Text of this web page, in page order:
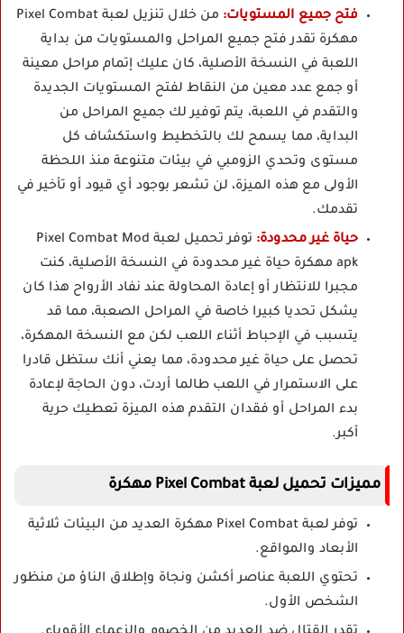
فتح جميع المستويات:
من خلال تنزيل لعبة Pixel Combat
مهكرة تقدر فتح جميع المراحل والمستويات من بداية
اللعبة في النسخة الأصلية، كان عليك إتمام مراحل معينة
أو جمع عدد معين من النقاط لفتح المستويات الجديدة
والتقدم في اللعبة، يتم توفير لك جميع المراحل من
البداية، مما يسمح لك بالتخطيط واستكشاف كل
مستوى وتحدي الزومبي في بيئات متنوعة منذ اللحظة
الأولى مع هذه الميزة، لن تشعر بوجود أي قيود أو تأخير في
تقدمك.
حياة غير محدودة:
توفر تحميل لعبة Pixel Combat Mod
apk مهكرة حياة غير محدودة في النسخة الأصلية، كنت
مجبرا للانتظار أو إعادة المحاولة عند نفاد الأرواح هذا كان
يشكل تحديا كبيرا خاصة في المراحل الصعبة، مما قد
يتسبب في الإحباط أثناء اللعب لكن مع النسخة المهكرة،
تحصل على حياة غير محدودة، مما يعني أنك ستظل قادرا
على الاستمرار في اللعب طالما أردت، دون الحاجة لإعادة
بدء المراحل أو فقدان التقدم هذه الميزة تعطيك حرية
أكبر.
مميزات تحميل لعبة Pixel Combat مهكرة
توفر لعبة Pixel Combat مهكرة العديد من البيئات ثلاثية
الأبعاد والمواقع.
تحتوي اللعبة عناصر أكشن ونجاة وإطلاق الناؤ من منظور
الشخص الأول.